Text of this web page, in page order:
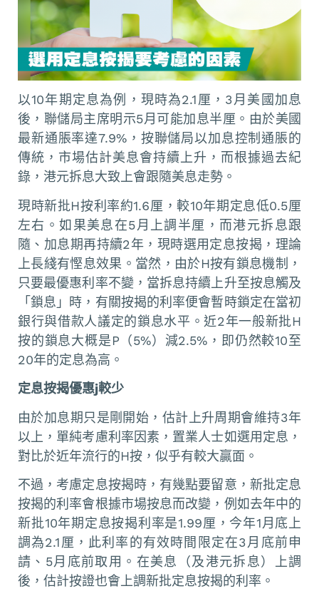
以10年期定息為例，現時為2.1厘，3月美國加息
後，聯儲局主席明示5月可能加息半厘。由於美國
最新通脹率達7.9%，按聯儲局以加息控制通脹的
傳統，市場估計美息會持續上升，而根據過去紀
錄，港元拆息大致上會跟隨美息走勢。
現時新批H按利率約1.6厘，較10年期定息低0.5厘
左右。如果美息在5月上調半厘，而港元拆息跟
隨、加息期再持續2年，現時選用定息按揭，理論
上長綫有慳息效果。當然，由於H按有鎖息機制，
只要最優惠利率不變，當拆息持續上升至按息觸及
「鎖息」時，有關按揭的利率便會暫時鎖定在當初
銀行與借款人議定的鎖息水平。近2年一般新批H
按的鎖息大概是P（5%）減2.5%，即仍然較10至
20年的定息為高。
定息按揭優惠j較少
由於加息期只是剛開始，估計上升周期會維持3年
以上，單純考慮利率因素，置業人士如選用定息，
對比於近年流行的H按，似乎有較大贏面。
不過，考慮定息按揭時，有幾點要留意，新批定息
按揭的利率會根據市場按息而改變，例如去年中的
新批10年期定息按揭利率是1.99厘，今年1月底上
調為2.1厘，此利率的有效時間限定在3月底前申
請、5月底前取用。在美息（及港元拆息）上調
後，估計按證也會上調新批定息按揭的利率。